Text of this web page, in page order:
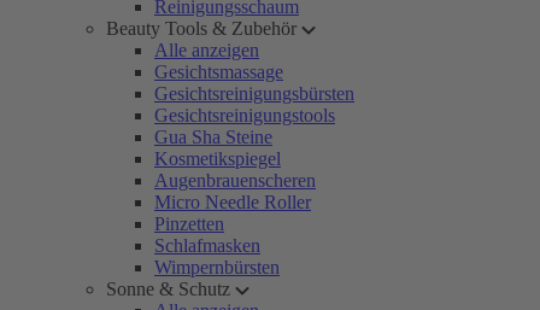
Reinigungsschaum
Beauty Tools & Zubehör
Alle anzeigen
Gesichtsmassage
Gesichtsreinigungsbürsten
Gesichtsreinigungstools
Gua Sha Steine
Kosmetikspiegel
Augenbrauenscheren
Micro Needle Roller
Pinzetten
Schlafmasken
Wimpernbürsten
Sonne & Schutz